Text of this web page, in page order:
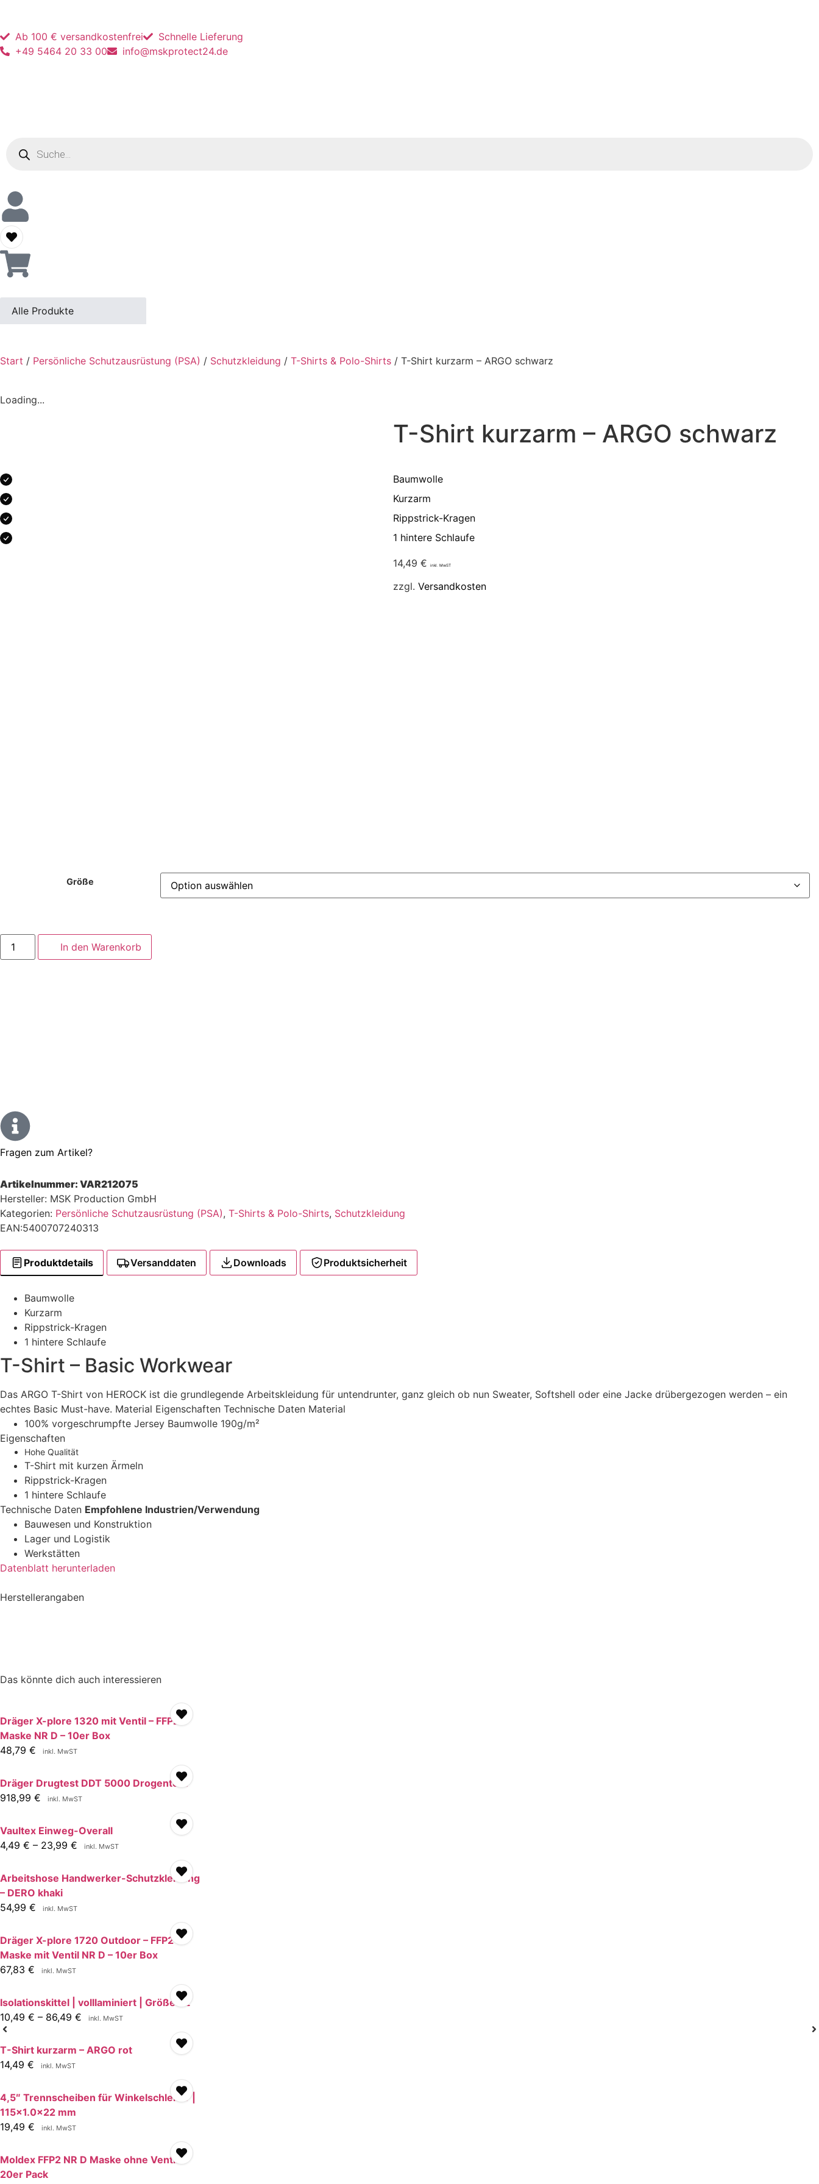
Ab 100 € versandkostenfrei
Schnelle Lieferung
+49 5464 20 33 00
info@mskprotect24.de
Alle Produkte
Start / Persönliche Schutzausrüstung (PSA) / Schutzkleidung / T-Shirts & Polo-Shirts / T-Shirt kurzarm – ARGO schwarz
Loading...
T-Shirt kurzarm – ARGO schwarz
Baumwolle
Kurzarm
Rippstrick-Kragen
1 hintere Schlaufe
14,49€ inkl. MwST
zzgl.Versandkosten
Größe
In den Warenkorb
Fragen zum Artikel?
Artikelnummer: VAR212075
Kategorien: Persönliche Schutzausrüstung (PSA), T-Shirts & Polo-Shirts, Schutzkleidung
Hersteller: MSK Production GmbH
EAN:5400707240313
Produktdetails Versanddaten Downloads Produktsicherheit
Baumwolle
Kurzarm
Rippstrick-Kragen
1 hintere Schlaufe
T-Shirt – Basic Workwear
Das ARGO T-Shirt von HEROCK ist die grundlegende Arbeitskleidung für untendrunter, ganz gleich ob nun Sweater, Softshell oder eine Jacke drübergezogen werden – ein
echtes Basic Must-have. Material Eigenschaften Technische Daten Material
100% vorgeschrumpfte Jersey Baumwolle 190g/m²
Eigenschaften
Hohe Qualität
T-Shirt mit kurzen Ärmeln
Rippstrick-Kragen
1 hintere Schlaufe
Technische Daten Empfohlene Industrien/Verwendung
Bauwesen und Konstruktion
Lager und Logistik
Werkstätten
Datenblatt herunterladen
Herstellerangaben
Das könnte dich auch interessieren
Dräger X-plore 1320 mit Ventil – FFP2
Maske NR D – 10er Box
48,79 € inkl. MwST
Dräger Drugtest DDT 5000 Drogentest
918,99 € inkl. MwST
Vaultex Einweg-Overall
4,49 € – 23,99 € inkl. MwST
Arbeitshose Handwerker-Schutzkleidung
– DERO khaki
54,99 € inkl. MwST
Dräger X-plore 1720 Outdoor – FFP2
Maske mit Ventil NR D – 10er Box
67,83 € inkl. MwST
Isolationskittel | volllaminiert | Größe XL
10,49 € – 86,49 € inkl. MwST
T-Shirt kurzarm – ARGO rot
14,49 € inkl. MwST
4,5″ Trennscheiben für Winkelschleifer |
115×1.0x22 mm
19,49 € inkl. MwST
Moldex FFP2 NR D Maske ohne Ventil –
20er Pack